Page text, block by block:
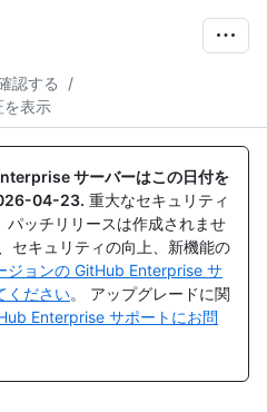
認する
/
を表示
サーバーはこの日付を
04-23. 重大なセキュリティ
パッチリリースは作成されませ
セキュリティの向上、新機能の
ジョンの GitHub Enterprise サ
ください。 アップグレードに関
Enterprise サポートにお問